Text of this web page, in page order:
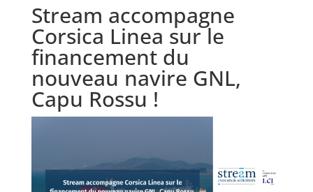
Stream accompagne
Corsica Linea sur le
financement du
nouveau navire GNL,
Capu Rossu !